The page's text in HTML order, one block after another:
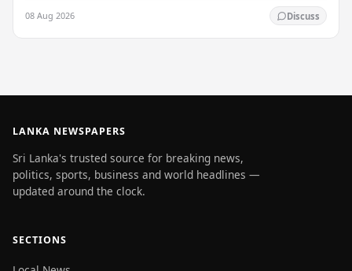
08 Aug 2026 Discuss
LANKA NEWSPAPERS
Sri Lanka's trusted source for breaking news,
politics, sports, business and world headlines —
updated around the clock.
SECTIONS